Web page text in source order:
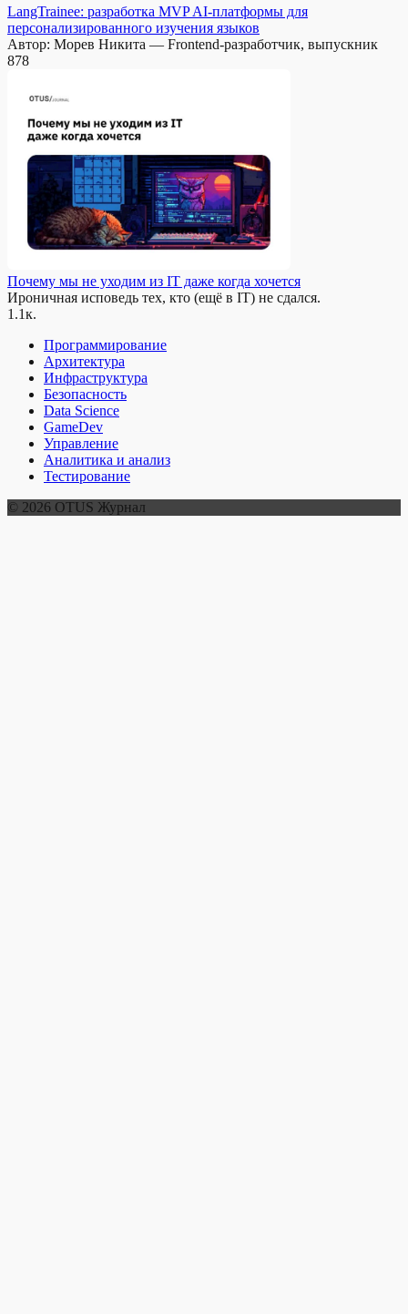
LangTrainee: разработка MVP AI-платформы для
персонализированного изучения языков
Автор: Морев Никита — Frontend-разработчик, выпускник
878
Почему мы не уходим из IT даже когда хочется
Ироничная исповедь тех, кто (ещё в IT) не сдался.
1.1к.
Программирование
Архитектура
Инфраструктура
Безопасность
Data Science
GameDev
Управление
Аналитика и анализ
Тестирование
© 2026 OTUS Журнал